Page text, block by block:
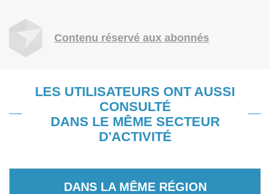
Contenu réservé aux abonnés
LES UTILISATEURS ONT AUSSI
CONSULTÉ
DANS LE MÊME SECTEUR
D'ACTIVITÉ
DANS LA MÊME RÉGION